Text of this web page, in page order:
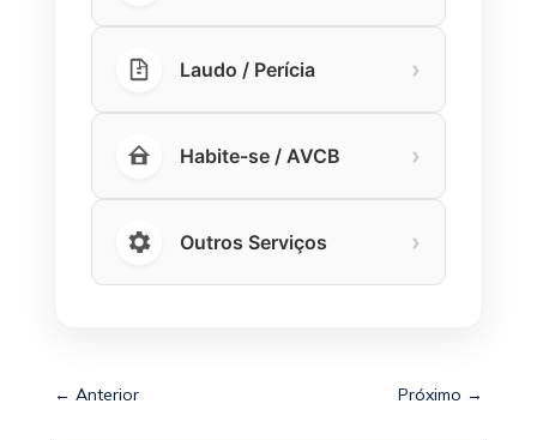
Laudo / Perícia ›
Habite-se / AVCB ›
Outros Serviços ›
← Anterior Próximo →